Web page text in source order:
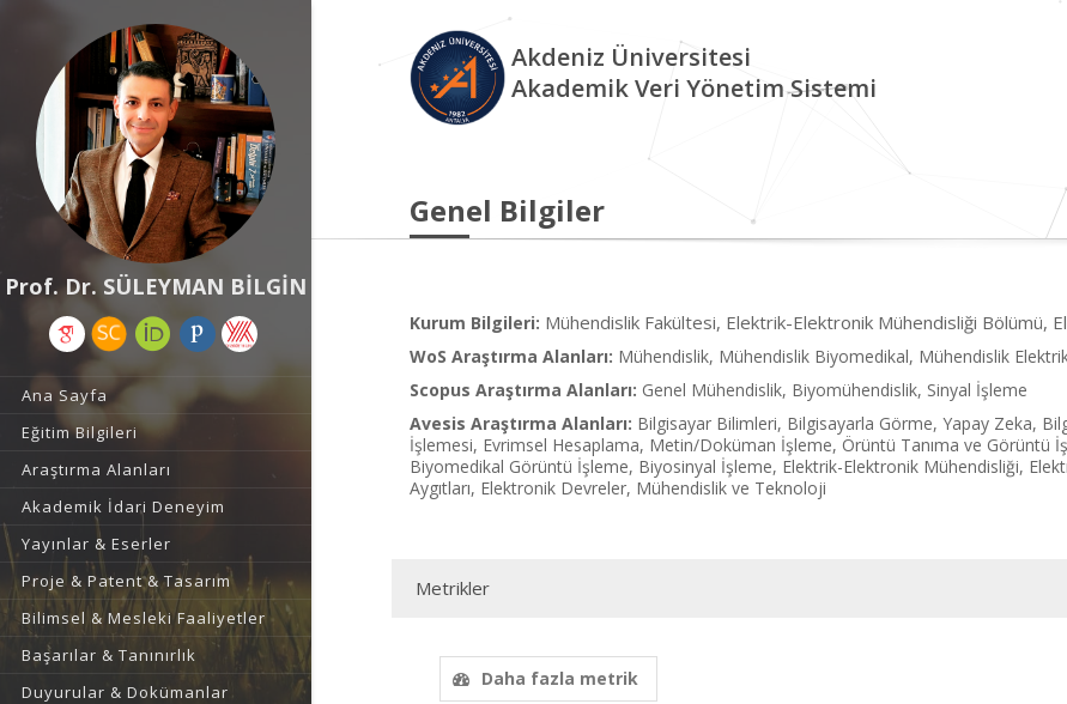
Prof. Dr. SÜLEYMAN BİLGİN
Ana Sayfa
Eğitim Bilgileri
Araştırma Alanları
Akademik İdari Deneyim
Yayınlar & Eserler
Proje & Patent & Tasarım
Bilimsel & Mesleki Faaliyetler
Başarılar & Tanınırlık
Duyurular & Dokümanlar
Akdeniz Üniversitesi
Akademik Veri Yönetim Sistemi
Genel Bilgiler
Kurum Bilgileri: Mühendislik Fakültesi, Elektrik-Elektronik Mühendisliği Bölümü,
WoS Araştırma Alanları: Mühendislik, Mühendislik Biyomedikal, Mühendislik
Scopus Araştırma Alanları: Genel Mühendislik, Biyomühendislik, Sinyal İşleme
Avesis Araştırma Alanları: Bilgisayar Bilimleri, Bilgisayarla Görme, Yapay Zeka,
İşlemesi, Evrimsel Hesaplama, Metin/Doküman İşleme, Örüntü Tanıma ve Görüntü
Biyomedikal Görüntü İşleme, Biyosinyal İşleme, Elektrik-Elektronik Mühendisliği,
Aygıtları, Elektronik Devreler, Mühendislik ve Teknoloji
Metrikler
Daha fazla metrik